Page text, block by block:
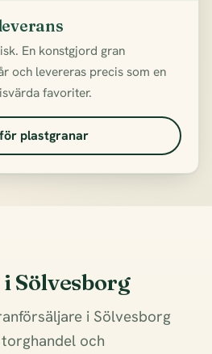
En konstgjord gran
och levereras precis som en
favoriter.
plastgranar
Sölvesborg
i Sölvesborg
och